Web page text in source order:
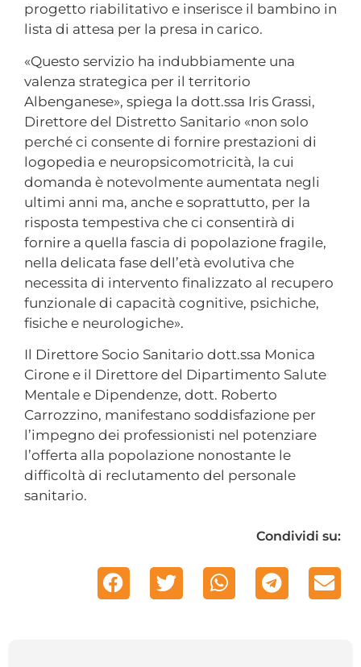
progetto riabilitativo e inserisce il bambino in
lista di attesa per la presa in carico.
«Questo servizio ha indubbiamente una
valenza strategica per il territorio
Albenganese», spiega la dott.ssa Iris Grassi,
Direttore del Distretto Sanitario «non solo
perché ci consente di fornire prestazioni di
logopedia e neuropsicomotricità, la cui
domanda è notevolmente aumentata negli
ultimi anni ma, anche e soprattutto, per la
risposta tempestiva che ci consentirà di
fornire a quella fascia di popolazione fragile,
nella delicata fase dell’età evolutiva che
necessita di intervento finalizzato al recupero
funzionale di capacità cognitive, psichiche,
fisiche e neurologiche».
Il Direttore Socio Sanitario dott.ssa Monica
Cirone e il Direttore del Dipartimento Salute
Mentale e Dipendenze, dott. Roberto
Carrozzino, manifestano soddisfazione per
l’impegno dei professionisti nel potenziare
l’offerta alla popolazione nonostante le
difficoltà di reclutamento del personale
sanitario.
Condividi su: